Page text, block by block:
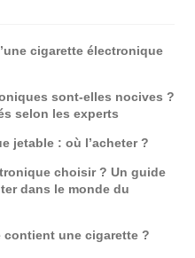
cigarette électronique
sont-elles nocives ?
selon les experts
jetable : où l’acheter ?
choisir ? Un guide
dans le monde du
une cigarette ?